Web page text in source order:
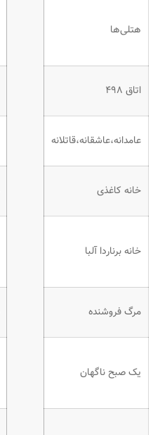
هتلی‌ها
اتاق ۴۹۸
عامدانه،عاشقانه،قاتلانه
خانه کاغذی
خانه برناردا آلبا
مرگ فروشنده
یک صبح ناگهان